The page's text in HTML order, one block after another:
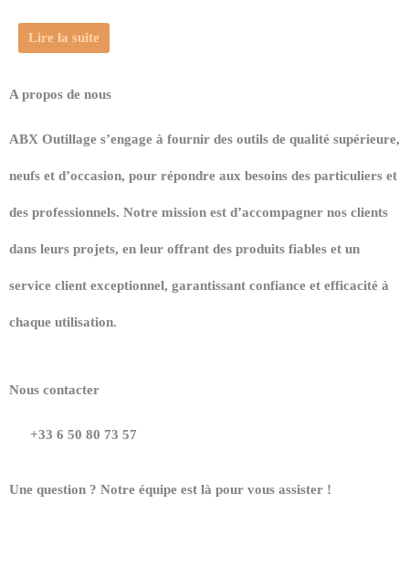
Lire la suite
A propos de nous
ABX Outillage s’engage à fournir des outils de qualité supérieure,
neufs et d’occasion, pour répondre aux besoins des particuliers et
des professionnels. Notre mission est d’accompagner nos clients
dans leurs projets, en leur offrant des produits fiables et un
service client exceptionnel, garantissant confiance et efficacité à
chaque utilisation.
Nous contacter
+33 6 50 80 73 57
Une question ? Notre équipe est là pour vous assister !